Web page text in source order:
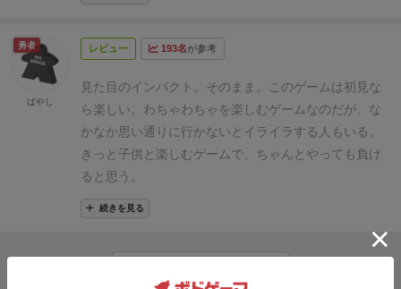
ます。ある部屋は小さくて、ある部屋は障害物があっ
て、ある部屋とある部屋は同じ色の部屋として扱うな
どしたらいかがだったのでしょうか。 もしくは、一位
のプレイヤーにはハンデとして硬貨とかお菓子を入れ
る等もいいかもしれないです。なんでしたら、8面ダ
イスを箱に入れて指定された部屋の中に収納して部屋
に収納されている物の数と同じダイス目にしないとい
は煩雑かな……
レビュー 193名が参考
見た目のインパクト。そのまま。
このゲームは初見な
ら楽しい。 わちゃわちゃを楽しむゲームなのだが、な
かなか思い通りに行かないとイライラする人もいる。
きっと子供と楽しむゲームで、ちゃんとやっても負け
ると思う。
続きを見る
勇者
ばやし